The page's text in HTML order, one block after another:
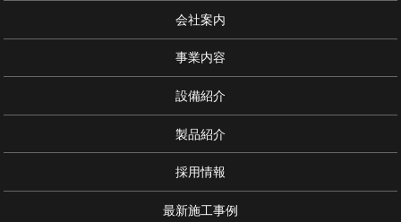
会社案内
事業内容
設備紹介
製品紹介
採用情報
最新施工事例